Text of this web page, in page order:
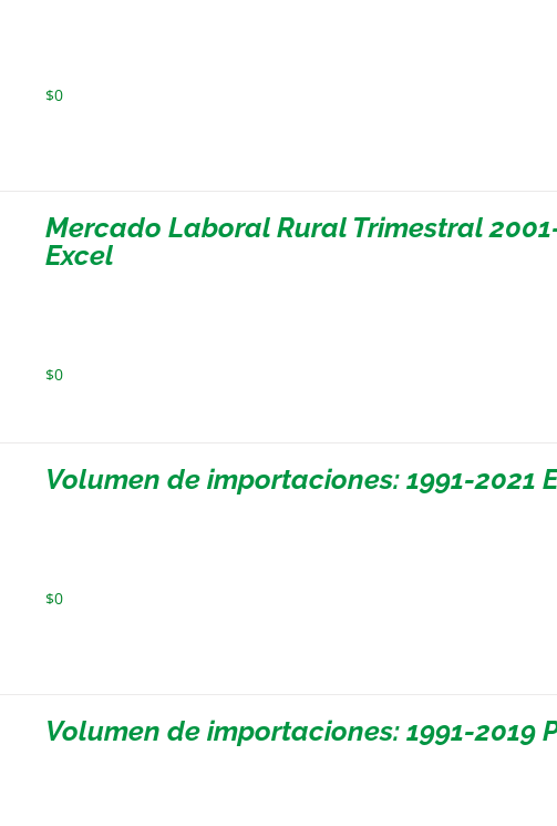
$0
Mercado Laboral Rural Trimestral
Excel
$0
Volumen de importaciones: 1991-2021
$0
Volumen de importaciones: 1991-2019